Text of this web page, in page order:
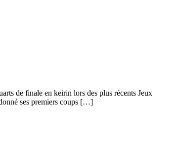
de finale en keirin lors des plus récents Jeux
ses premiers coups […]